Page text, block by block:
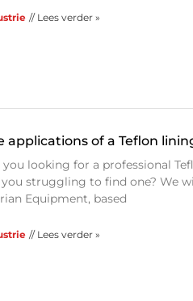
// Lees verder »
applications of a Teflon
you looking for a professional
you struggling to find one? We
Equipment, based
// Lees verder »